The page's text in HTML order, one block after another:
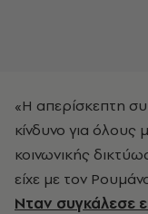
«Η απερίσκεπτη
κίνδυνο για
κοινωνικής
είχε με τον
Νταν συγκάλεσε